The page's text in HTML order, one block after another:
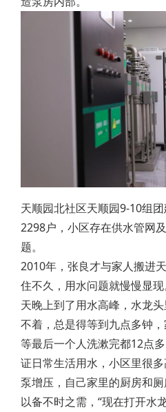
天顺园北社区天顺园9-10组
2298户，小区存在供水管网
题。
2010年，张良才与家人搬进
住不久，用水问题就慢慢显
天晚上到了用水高峰，水龙
不着，总是得等到九点多钟
等最后一个人洗漱完都12点
证日常生活用水，小区里很
泵增压，自己家里的厨房和
以备不时之需，“现在打开水